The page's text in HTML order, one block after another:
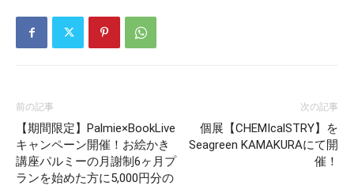
前の記事
【期間限定】Palmie×BookLive
キャンペーン開催！お絵かき
講座パルミーの月謝制6ヶ月プ
ランを始めた方に5,000円分の
次の記事
個展【CHEMIcalSTRY】を
Seagreen KAMAKURAにて開
催！